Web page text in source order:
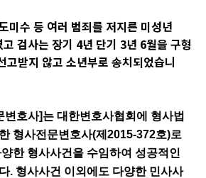
미수 등 여러 범죄를 저지른 미성년
검사는 장기 4년 단기 3년 6월을 구형
고받지 않고 소년부로 송치되었습니
변호사]는 대한변호사협회에 형사법
형사전문변호사(제 2015-372호)로
한 형사사건을 수임하여 성공적인
. 형사사건 이외에도 다양한 민사사